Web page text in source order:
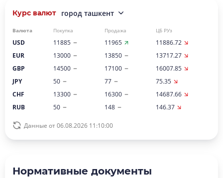
Курс валют город ташкент
Валюта Покупка Продажа ЦБ РУз
USD 11885 11965
11886.72
EUR
13000 13850
13717.27
GBP
14500 17100
16007.85
JPY
50 77
75.35
CHF
13300 16300
14687.66
RUB
50 148 146.37
Данные от 06.08.2026 11:10:00
Нормативные документы